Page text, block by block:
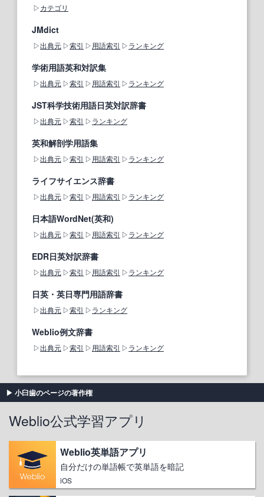
カテゴリ
JMdict
出典元 索引 用語索引 ランキング
学術用語英和対訳集
出典元 索引 用語索引 ランキング
JST科学技術用語日英対訳辞書
出典元 索引 ランキング
英和解剖学用語集
出典元 索引 用語索引 ランキング
ライフサイエンス辞書
出典元 索引 用語索引 ランキング
日本語WordNet(英和)
出典元 索引 用語索引 ランキング
EDR日英対訳辞書
出典元 索引 用語索引 ランキング
日英・英日専門用語辞書
出典元 索引 ランキング
Weblio例文辞書
出典元 索引 用語索引 ランキング
小臼歯のページの著作権
Weblio公式学習アプリ
Weblio英単語アプリ
自分だけの単語帳で英単語を暗記
iOS